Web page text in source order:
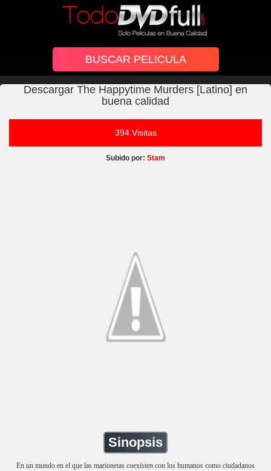
Descargar The Happytime Murders [Latino] en
buena calidad
394 Visitas
Subido por: Stam
Sinopsis
En un mundo en el que las marionetas coexisten con los humanos como ciudadanos